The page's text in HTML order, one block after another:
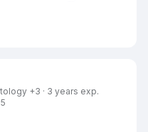
+3 · 3 years exp.
5